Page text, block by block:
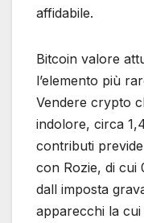
affidabile.
Bitcoin valore
l’elemento più
Vendere crypto
indolore, circa
contributi
con Rozie, di cui
dall imposta
apparecchi la cui